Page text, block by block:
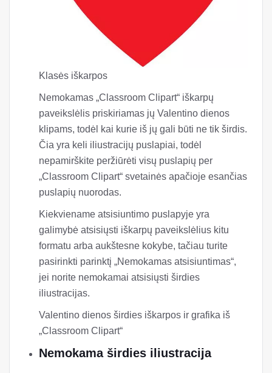
Klasės iškarpos
Nemokamas „Classroom Clipart“ iškarpų
paveikslėlis priskiriamas jų Valentino dienos
klipams, todėl kai kurie iš jų gali būti ne tik širdis.
Čia yra keli iliustracijų puslapiai, todėl
nepamirškite peržiūrėti visų puslapių per
„Classroom Clipart“ svetainės apačioje esančias
puslapių nuorodas.
Kiekviename atsisiuntimo puslapyje yra
galimybė atsisiųsti iškarpų paveikslėlius kitu
formatu arba aukštesne kokybe, tačiau turite
pasirinkti parinktį „Nemokamas atsisiuntimas“,
jei norite nemokamai atsisiųsti širdies
iliustracijas.
Valentino dienos širdies iškarpos ir grafika iš
„Classroom Clipart“
Nemokama širdies iliustracija